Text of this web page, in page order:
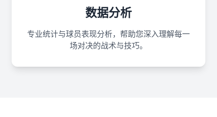
数据分析
专业统计与球员表现分析，帮助您深入理解每一
场对决的战术与技巧。